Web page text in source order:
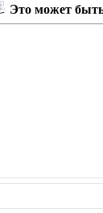
Это может